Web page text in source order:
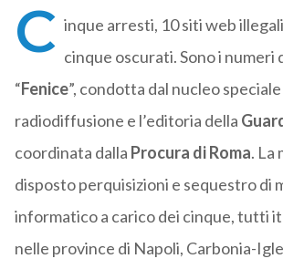
C inque arresti, 10 siti web
cinque oscurati. Sono i numeri
“Fenice”, condotta dal nucleo
radiodiffusione e l’editoria della
coordinata dalla Procura di Roma. La
disposto perquisizioni e sequestro di
informatico a carico dei cinque, tutti
nelle province di Napoli, Carbonia-